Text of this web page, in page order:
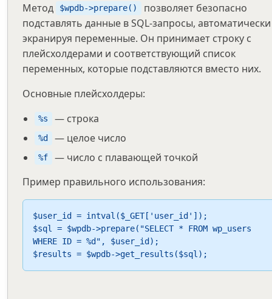
Метод $wpdb->prepare()
позволяет безопасно
подставлять данные в SQL-запросы, автоматически
экранируя переменные. Он принимает строку с
плейсхолдерами и соответствующий список
переменных, которые подставляются вместо них.
Основные плейсхолдеры:
%s — строка
%d — целое число
%f
— число с плавающей точкой
Пример правильного использования:
$user_id = intval($_GET['user_id']);
$sql = $wpdb->prepare("SELECT * FROM wp_users
WHERE ID = %d", $user_id);
$results = $wpdb->get_results($sql);